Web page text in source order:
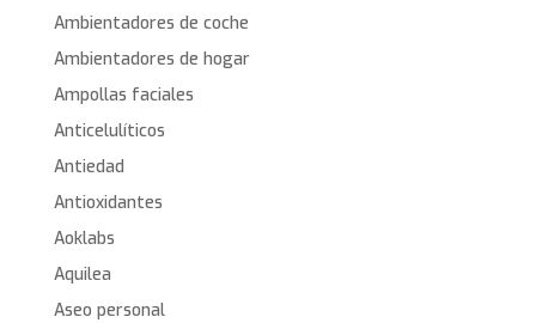
Ambientadores de coche
Ambientadores de hogar
Ampollas faciales
Anticelulíticos
Antiedad
Antioxidantes
Aoklabs
Aquilea
Aseo personal